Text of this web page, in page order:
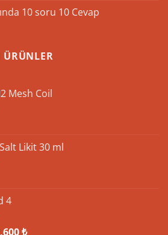
10 soru 10 Cevap
Mesh Coil
Likit 30 ml
4
₺Fiyat